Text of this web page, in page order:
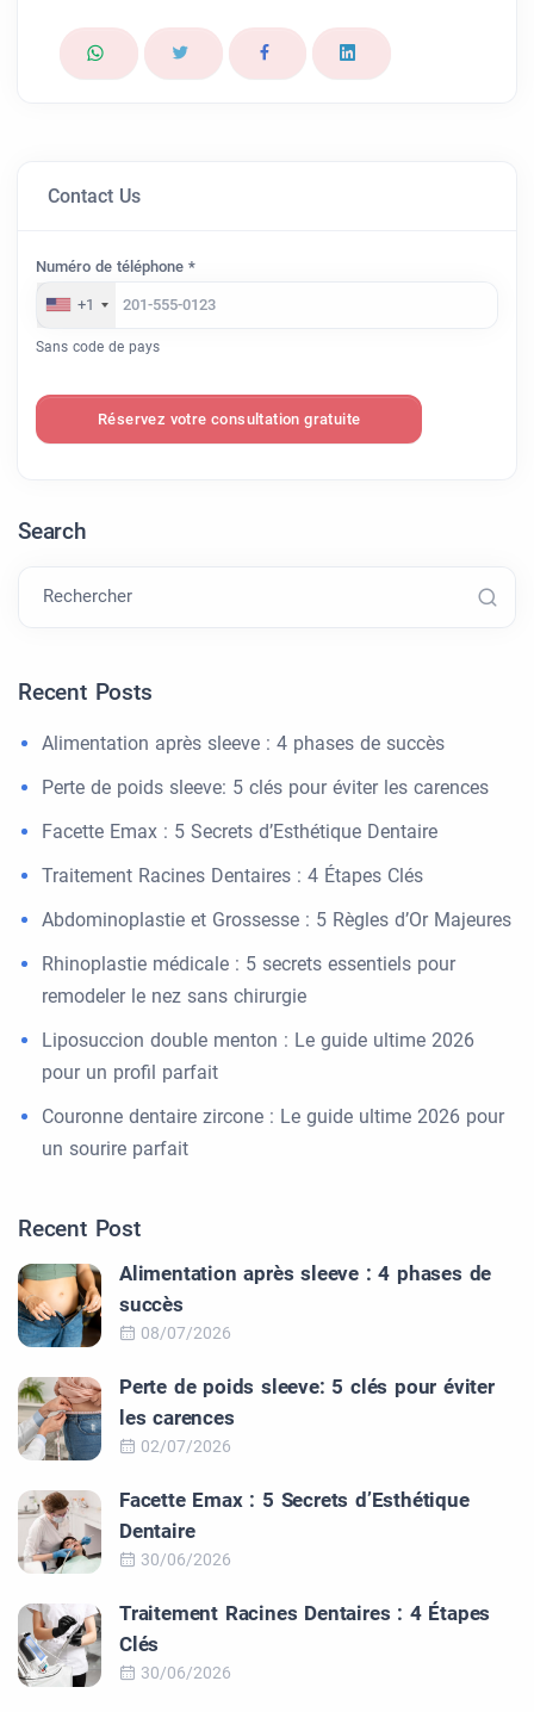
Contact Us
Numéro de téléphone *
+1
Sans code de pays
Réservez votre consultation gratuite
Search
Rechercher
Recent Posts
Alimentation après sleeve : 4 phases de succès
Perte de poids sleeve: 5 clés pour éviter les carences
Facette Emax : 5 Secrets d’Esthétique Dentaire
Traitement Racines Dentaires : 4 Étapes Clés
Abdominoplastie et Grossesse : 5 Règles d’Or Majeures
Rhinoplastie médicale : 5 secrets essentiels pour
remodeler le nez sans chirurgie
Liposuccion double menton : Le guide ultime 2026
pour un profil parfait
Couronne dentaire zircone : Le guide ultime 2026 pour
un sourire parfait
Recent Post
Alimentation après sleeve : 4 phases de
succès
08/07/2026
Perte de poids sleeve: 5 clés pour éviter
les carences
02/07/2026
Facette Emax : 5 Secrets d’Esthétique
Dentaire
30/06/2026
Traitement Racines Dentaires : 4 Étapes
Clés
30/06/2026